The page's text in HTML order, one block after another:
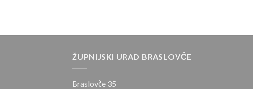
ŽUPNIJSKI URAD BRASLOVČE
Braslovče 35